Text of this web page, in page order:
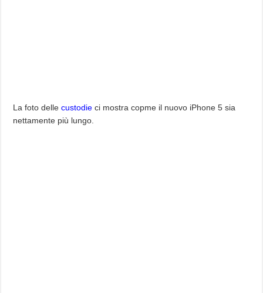
La foto dellecustodie ci mostra copme il nuovo iPhone 5 sia
nettamente più lungo.